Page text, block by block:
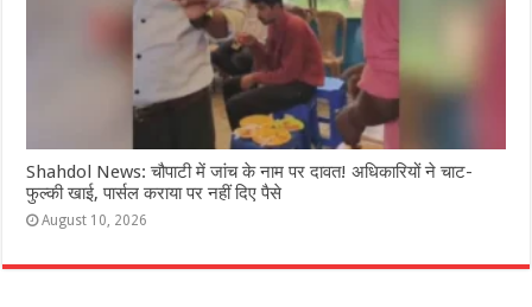
Shahdol News: चौपाटी में जांच के नाम पर दावत! अधिकारियों ने चाट-
फुल्की खाई, पार्सल कराया पर नहीं दिए पैसे
August 10, 2026